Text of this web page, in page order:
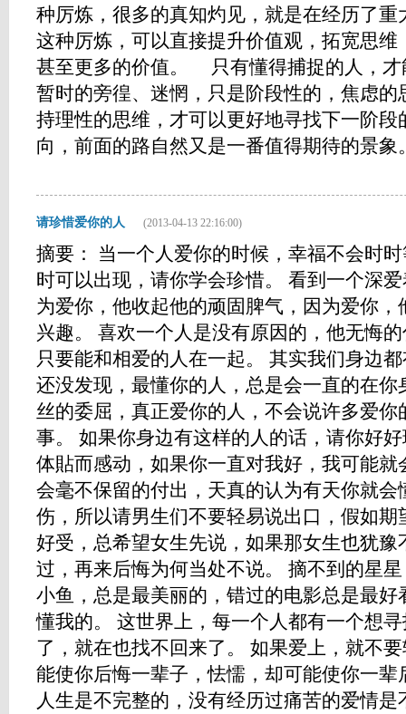
种厉炼，很多的真知灼见，就是在经历了
这种厉炼，可以直接提升价值观，拓宽思
甚至更多的价值。 只有懂得捕捉的人，
暂时的旁徨、迷惘，只是阶段性的，焦虑
持理性的思维，才可以更好地寻找下一阶
向，前面的路自然又是一番值得期待的景象
请珍惜爱你的人 (2013-04-13 22:16:00)
摘要： 当一个人爱你的时候，幸福不会时
时可以出现，请你学会珍惜。 看到一个深
为爱你，他收起他的顽固脾气，因为爱你
兴趣。 喜欢一个人是没有原因的，他无悔
只要能和相爱的人在一起。 其实我们身边
还没发现，最懂你的人，总是会一直的在
丝的委屈，真正爱你的人，不会说许多爱
事。 如果你身边有这样的人的话，请你好
体貼而感动，如果你一直对我好，我可能
会毫不保留的付出，天真的认为有天你就会
伤，所以请男生们不要轻易说出口，假如
好受，总希望女生先说，如果那女生也犹
过，再来后悔为何当处不说。 摘不到的星
小鱼，总是最美丽的，错过的电影总是最
懂我的。 这世界上，每一个人都有一个想
了，就在也找不回来了。 如果爱上，就不
能使你后悔一辈子，怯懦，却可能使你一
人生是不完整的，没有经历过痛苦的爱情